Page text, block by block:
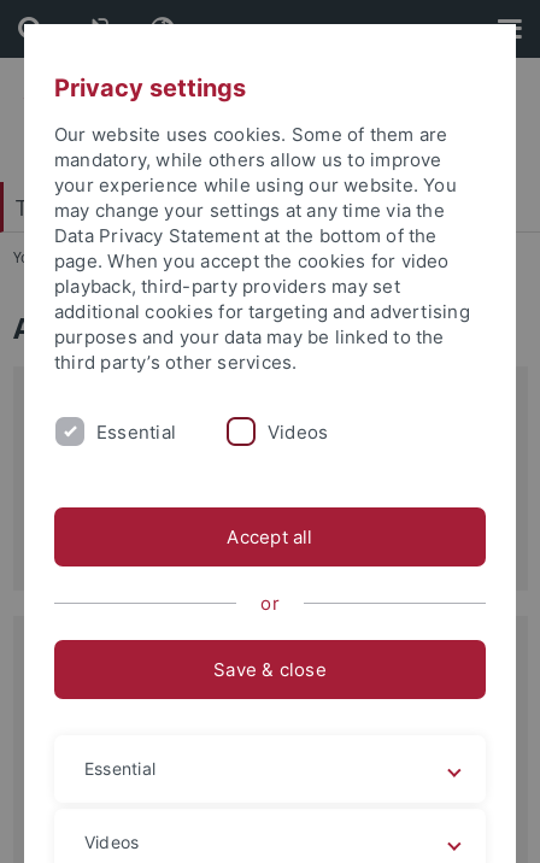
Skip
to
content
Skip
to
footer
Tübingen Center for Digital Education
You are here: Home ... Aktuelles
Aktuelles
KI Fachtag 2026
20.03.2026
Andreas Lachner erhält Momentum-Förderung der
VolkswagenStiftung
transdisziplinären Hub für adaptives Lernen
Privacy settings
Our website uses cookies. Some of them are
mandatory, while others allow us to improve
your experience while using our website. You
may change your settings at any time via the
Data Privacy Statement at the bottom of the
page. When you accept the cookies for video
playback, third-party providers may set
additional cookies for targeting and advertising
purposes and your data may be linked to the
third party’s other services.
Essential Videos
Accept all
or
Save & close
Essential
Videos